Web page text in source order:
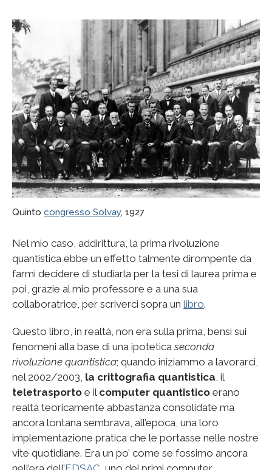
Quinto congresso Solvay, 1927
Nel mio caso, addirittura, la prima rivoluzione
quantistica ebbe un effetto talmente dirompente da
farmi decidere di studiarla per la tesi di laurea prima e
poi, grazie al mio professore e a una sua
collaboratrice, per scriverci sopra un libro.
Questo libro, in realtà, non era sulla prima, bensì sui
fenomeni alla base di una ipoteticaseconda
rivoluzione quantistica; quando iniziammo a lavorarci,
nel 2002/2003, la crittografia quantistica , il
teletrasporto e il computer quantistico erano
realtà teoricamente abbastanza consolidate ma
ancora lontana sembrava, all’epoca, una loro
implementazione pratica che le portasse nelle nostre
vite quotidiane. Era un po’ come se fossimo ancora